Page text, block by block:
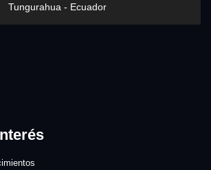
Tungurahua - Ecuador